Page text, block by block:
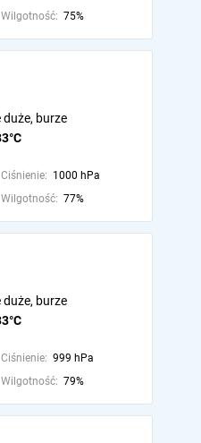
Wilgotność: 75%
burze
Ciśnienie: 1000 hPa
Wilgotność: 77%
burze
Ciśnienie: 999 hPa
Wilgotność: 79%